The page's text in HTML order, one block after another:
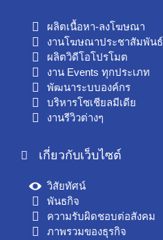
ผลิตเนื้อหา-ลงโฆษณา
งานโฆษณาประชาสัมพันธ์
ผลิตวิดีโอโปรโมต
งาน Events ทุกประเภท
พัฒนาระบบองค์กร
บริหารโซเชียลมีเดีย
งานรีวิวต่างๆ
เกี่ยวกับเว็บไซต์
วิสัยทัศน์
พันธกิจ
ความรับผิดชอบต่อสังคม
ภาพรวมของธุรกิจ